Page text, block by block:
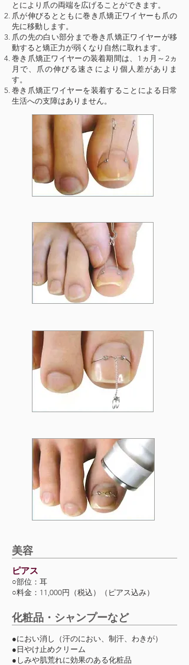
とにより爪の両端を広げることができます。
爪が伸びるとともに巻き爪矯正ワイヤーも爪の
先に移動します。
爪の先の白い部分まで巻き爪矯正ワイヤーが移
動すると矯正力が弱くなり自然に取れます。
巻き爪矯正ワイヤーの装着期間は、1ヵ月～2ヵ
月で、爪の伸びる速さにより個人差がありま
す。
巻き爪矯正ワイヤーを装着することによる日常
生活への支障はありません。
美容
ピアス
○部位：耳
○料金：11,000円（税込）（ピアス込み）
化粧品・シャンプーなど
●におい消し（汗のにおい、制汗、わきが）
●日やけ止めクリーム
●しみや肌荒れに効果のある化粧品